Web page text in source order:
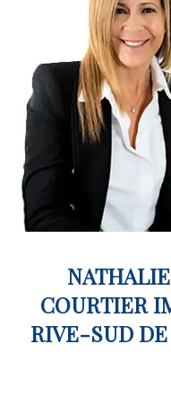
COURTIER
RIVE-SUD